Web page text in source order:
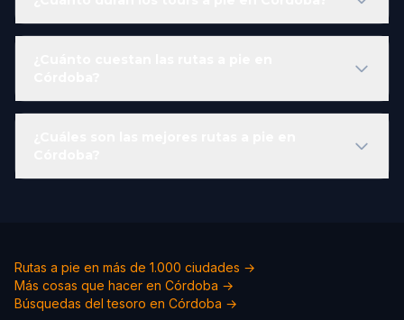
Rutas a pie en más de 1.000 ciudades →
Más cosas que hacer en Córdoba →
Búsquedas del tesoro en Córdoba →